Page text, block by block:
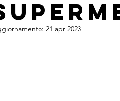
21 apr 2023